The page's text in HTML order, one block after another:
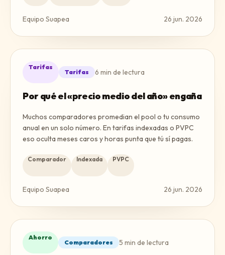
Equipo Suapea 26 jun. 2026
Tarifas
Tarifas 6 min de lectura
Por qué el «precio medio del año» engaña
Muchos comparadores promedian el pool o tu consumo
anual en un solo número. En tarifas indexadas o PVPC
eso oculta meses caros y horas punta que tú sí pagas.
Comparador Indexada PVPC
Equipo Suapea 26 jun. 2026
Ahorro
Comparadores 5 min de lectura